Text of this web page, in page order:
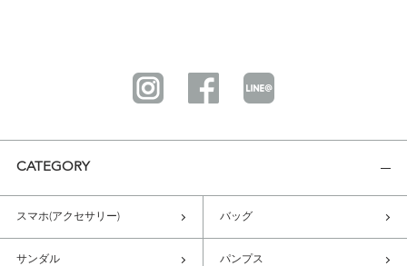
CATEGORY
スマホ(アクセサリー) バッグ
サンダル パンプス